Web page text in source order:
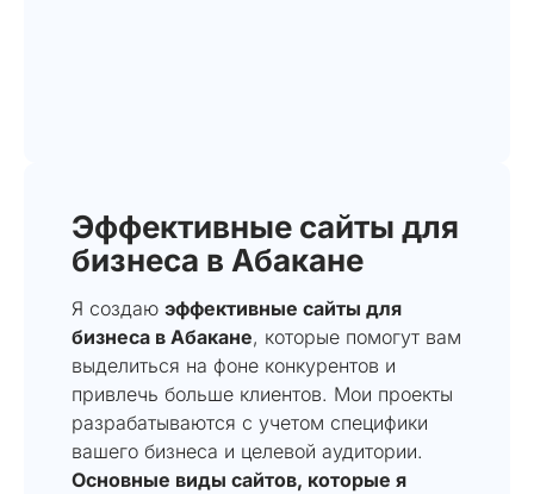
Эффективные сайты для
бизнеса в Абакане
Я создаю эффективные сайты для
бизнеса в Абакане, которые помогут вам
выделиться на фоне конкурентов и
привлечь больше клиентов. Мои проекты
разрабатываются с учетом специфики
вашего бизнеса и целевой аудитории.
Основные виды сайтов, которые я